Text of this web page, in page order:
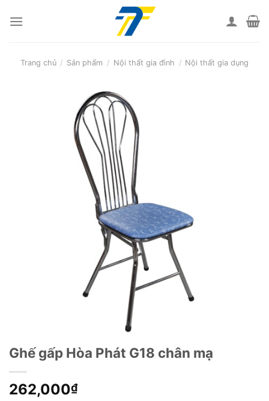
Trang chủ / Sản phẩm / Nội thất gia đình / Nội thất gia dụng
Ghế gấp Hòa Phát G18 chân mạ
262,000₫